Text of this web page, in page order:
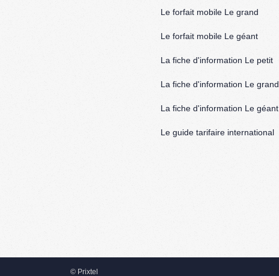
Le forfait mobile Le grand
Le forfait mobile Le géant
La fiche d'information Le petit
La fiche d'information Le grand
La fiche d'information Le géant
Le guide tarifaire international
© Prixtel